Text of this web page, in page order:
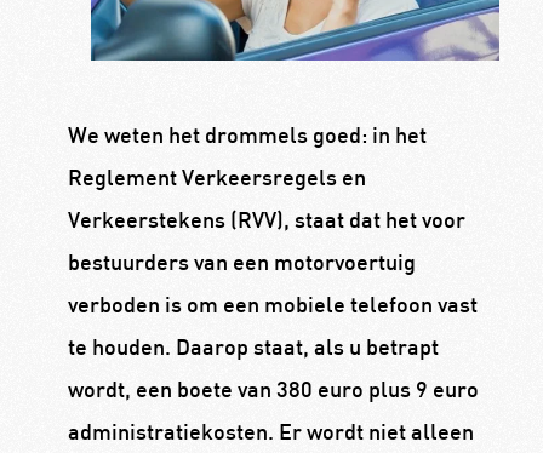
We weten het drommels goed: in het
Reglement Verkeersregels en
Verkeerstekens (RVV), staat dat het voor
bestuurders van een motorvoertuig
verboden is om een mobiele telefoon vast
te houden. Daarop staat, als u betrapt
wordt, een boete van 380 euro plus 9 euro
administratiekosten. Er wordt niet alleen